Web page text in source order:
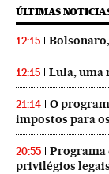
ÚLTIMAS
12:15
12:15 Lula, uma
21:14
O
impostos para
20:55
Programa
privilégios